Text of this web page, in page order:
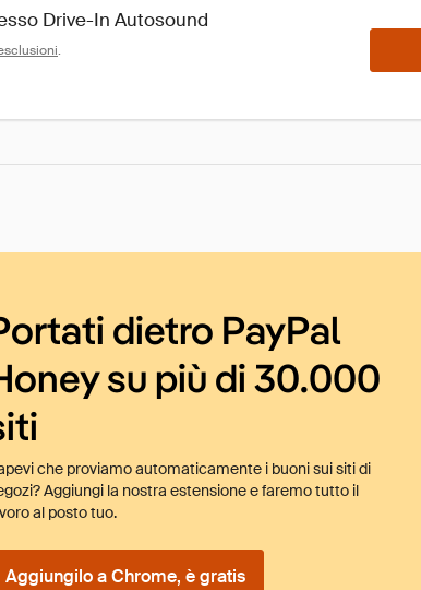
Drive-In Autosound
.
dietro PayPal
su più di 30.000
che proviamo automaticamente i buoni sui siti di
Aggiungi la nostra estensione e faremo tutto il
al posto tuo.
Aggiungilo a Chrome, è gratis